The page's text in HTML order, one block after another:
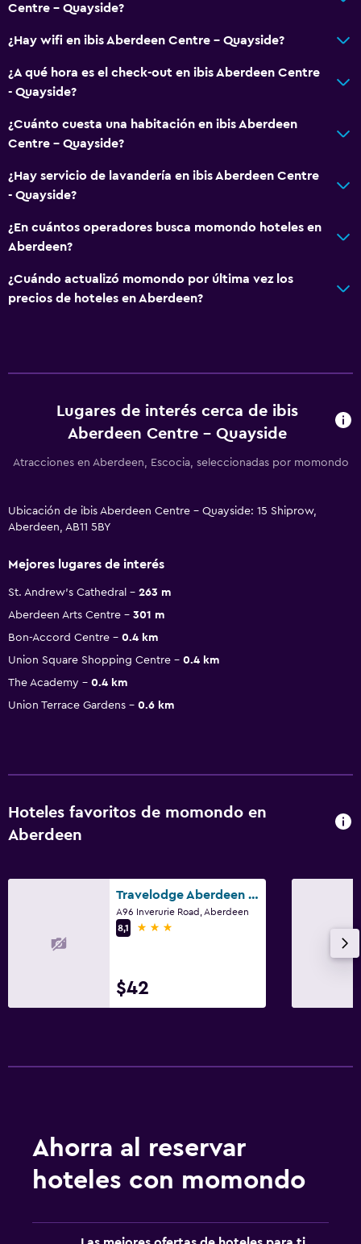
Centre - Quayside?
¿Hay wifi en ibis Aberdeen Centre - Quayside?
¿A qué hora es el check-out en ibis Aberdeen Centre
- Quayside?
¿Cuánto cuesta una habitación en ibis Aberdeen
Centre - Quayside?
¿Hay servicio de lavandería en ibis Aberdeen Centre
- Quayside?
¿En cuántos operadores busca momondo hoteles en
Aberdeen?
¿Cuándo actualizó momondo por última vez los
precios de hoteles en Aberdeen?
Lugares de interés cerca de ibis
Aberdeen Centre - Quayside
Atracciones en Aberdeen, Escocia, seleccionadas por momondo
Ubicación de ibis Aberdeen Centre - Quayside: 15 Shiprow,
Aberdeen, AB11 5BY
Mejores lugares de interés
St. Andrew's Cathedral
263 m
Aberdeen Arts Centre
301 m
Bon-Accord Centre
0.4 km
Union Square Shopping Centre
0.4 km
The Academy
0.4 km
Union Terrace Gardens
0.6 km
Hoteles favoritos de momondo en
Aberdeen
Travelodge Aberdeen Bucksburn
A96 Inverurie Road, Aberdeen
8,1
3 estrellas
$42
Ahorra al reservar
hoteles con momondo